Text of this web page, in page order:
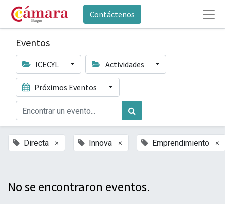
Contáctenos
Eventos
ICECYL Actividades
Próximos Eventos
Directa × Innova × Emprendimiento ×
No se encontraron eventos.